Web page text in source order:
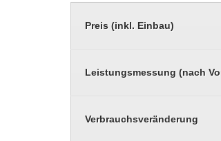
Preis (inkl. Einbau)
Leistungsmessung (nach
Verbrauchsveränderung